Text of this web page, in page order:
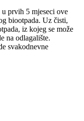
prvih 5 mjeseci ove
biootpada. Uz čisti,
iz kojeg se može
na odlagalište.
svakodnevne